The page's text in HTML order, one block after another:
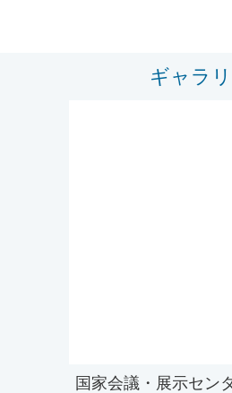
ギャラ
国家会議・展示セン